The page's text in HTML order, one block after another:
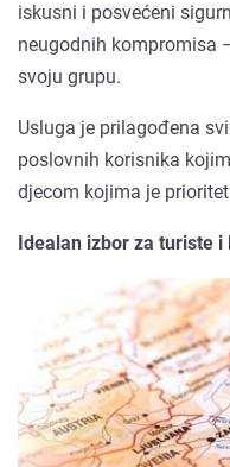
iskusni i posvećeni
neugodnih kompromisa
svoju grupu.
Usluga je prilagođena
poslovnih korisnika
djecom kojima je
Idealan izbor za turiste